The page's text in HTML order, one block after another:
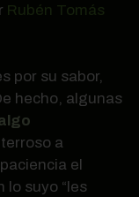
Rubén Tomás
por su sabor,
hecho, algunas
a
el
lo suyo “les